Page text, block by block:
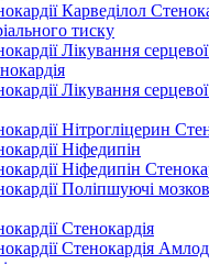
Карведілол
тиску
Лікування
Лікування
Нітрогліцерин
Ніфедипін
Ніфедипін
Поліпшуючі
Стенокардія
Стенокардія